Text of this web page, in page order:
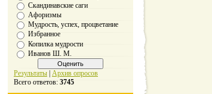
Скандинавские саги
Афоризмы
Мудрость, успех, процветание
Избранное
Копилка мудрости
Иванов Ш. М.
Результаты Архив опросов
Всего ответов: 3745